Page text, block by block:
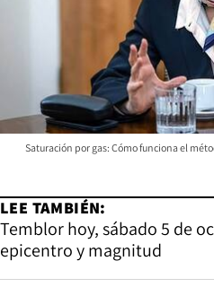
Saturación por gas: Cómo funciona el
LEE TAMBIÉN:
Temblor hoy, sábado 5 de
epicentro y magnitud